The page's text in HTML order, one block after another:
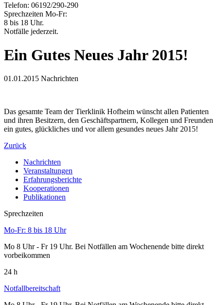
Telefon: 06192/290-290
Sprechzeiten Mo-Fr:
8 bis 18 Uhr.
Notfälle jederzeit.
Ein Gutes Neues Jahr 2015!
01.01.2015 Nachrichten
Das gesamte Team der Tierklinik Hofheim wünscht allen Patienten
und ihren Besitzern, den Geschäftspartnern, Kollegen und Freunden
ein gutes, glückliches und vor allem gesundes neues Jahr 2015!
Zurück
Nachrichten
Veranstaltungen
Erfahrungsberichte
Kooperationen
Publikationen
Sprechzeiten
Mo-Fr: 8 bis 18 Uhr
Mo 8 Uhr - Fr 19 Uhr. Bei Notfällen am Wochenende bitte direkt
vorbeikommen
24 h
Notfallbereitschaft